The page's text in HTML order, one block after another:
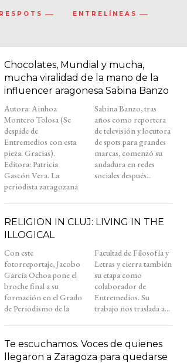
ENTRELÍNEAS
Chocolates, Mundial y mucha,
mucha viralidad de la mano de la
influencer aragonesa Sabina Banzo
Autora: Ainhoa
Montero Tolosa (Se
despide de
Entremedios con esta
pieza. Gracias).
Editora: Patricia
Gascón Vera. La
periodista zaragozana
Sabina Banzo, tras
años como reportera
de televisión y locutora
de spots para grandes
marcas, comenzó su
andadura en redes
sociales después...
RELIGION IN CLUJ: LIVING IN THE
ILLOGICAL
Con este
fotorreportaje, Jacobo
García Ochoa pone el
broche final a su
formación en el Grado
de Periodismo de la
Facultad de Filosofía y
Letras y cierra también
su etapa como
colaborador de
Entremedios. Su
trabajo nos traslada a...
Te escuchamos. Voces de quienes
llegaron a Zaragoza para quedarse